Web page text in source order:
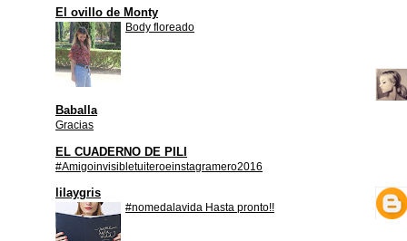
El ovillo de Monty
Body floreado
Baballa
Gracias
EL CUADERNO DE PILI
#Amigoinvisibletuiteroeinstagramero2016
lilaygris
#nomedalavida Hasta pronto!!